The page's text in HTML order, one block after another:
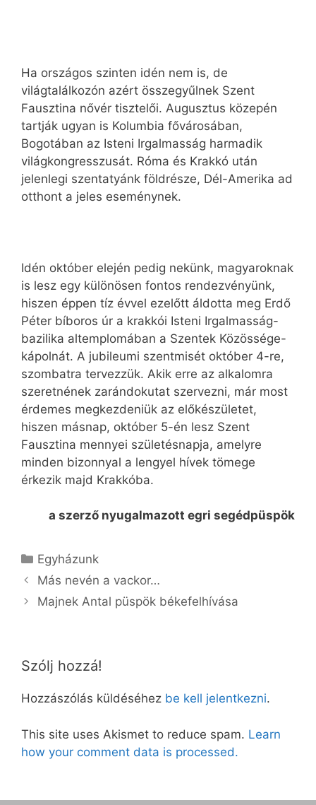
Ha országos szinten idén nem is, de
világtalálkozón azért összegyűlnek Szent
Fausztina nővér tisztelői. Augusztus közepén
tartják ugyan is Kolumbia fővárosában,
Bogotában az Isteni Irgalmasság harmadik
világkongresszusát. Róma és Krakkó után
jelenlegi szentatyánk földrésze, Dél-Amerika ad
otthont a jeles eseménynek.
Idén október elején pedig nekünk, magyaroknak
is lesz egy különösen fontos rendezvényünk,
hiszen éppen tíz évvel ezelőtt áldotta meg Erdő
Péter bíboros úr a krakkói Isteni Irgalmasság-
bazilika altemplomában a Szentek Közössége-
kápolnát. A jubileumi szentmisét október 4-re,
szombatra tervezzük. Akik erre az alkalomra
szeretnének zarándokutat szervezni, már most
érdemes megkezdeniük az előkészületet,
hiszen másnap, október 5-én lesz Szent
Fausztina mennyei születésnapja, amelyre
minden bizonnyal a lengyel hívek tömege
érkezik majd Krakkóba.
a szerző nyugalmazott egri segédpüspök
Kategória
Egyházunk
Más nevén a vackor…
Majnek Antal püspök békefelhívása
Szólj hozzá!
Hozzászólás küldéséhez be kell jelentkezni.
This site uses Akismet to reduce spam. Learn
how your comment data is processed.